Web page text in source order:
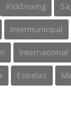
Kickboxing
Intermunicipal
Internacional
Estrelas